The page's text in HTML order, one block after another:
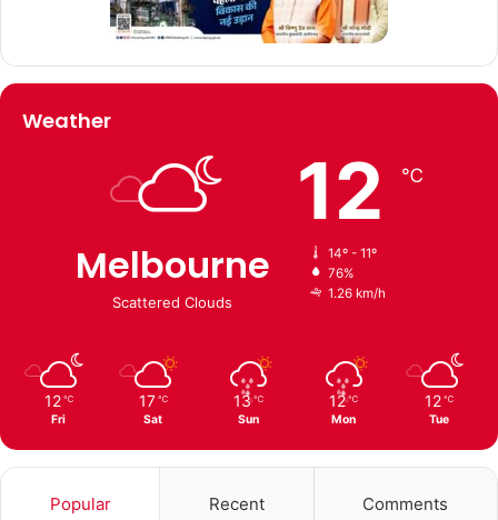
Weather
Melbourne
Scattered Clouds
12 ℃
14º - 11º
76%
1.26 km/h
12 ℃
Fri
17 ℃
Sat
13 ℃
Sun
12 ℃
Mon
12 ℃
Tue
Popular Recent Comments